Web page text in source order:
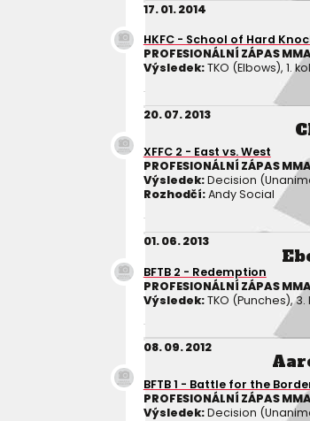
17. 01. 2014
HKFC - School of Hard
PROFESIONÁLNÍ ZÁPAS
Výsledek:TKO (Elbows), 1.
20. 07. 2013
XFFC 2 - East vs. West
PROFESIONÁLNÍ ZÁPAS
Výsledek:Decision
Rozhodčí:Andy Social
01. 06. 2013
BFTB 2 - Redemption
PROFESIONÁLNÍ ZÁPAS
Výsledek:TKO (Punches), 3.
08. 09. 2012
BFTB 1 - Battle for the
PROFESIONÁLNÍ ZÁPAS
Výsledek:Decision